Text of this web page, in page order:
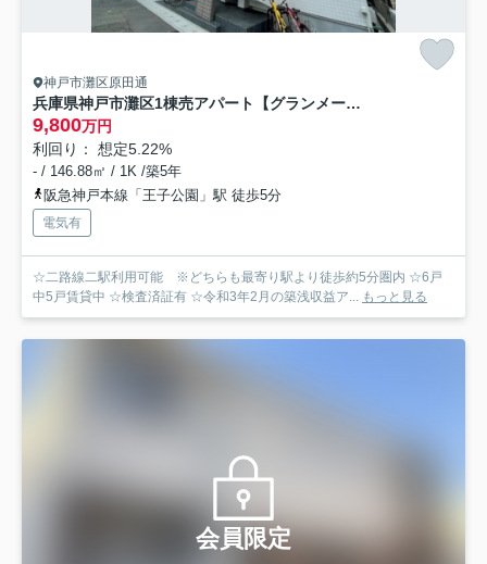
神戸市灘区原田通
兵庫県神戸市灘区1棟売アパート【グランメール原田通】「灘駅徒歩2分！」「令和3年築」
9,800万円
利回り： 想定5.22%
- / 146.88㎡ / 1K /築5年
阪急神戸本線「王子公園」駅 徒歩5分
電気有
☆二路線二駅利用可能 ※どちらも最寄り駅より徒歩約5分圏内 ☆6戸
中5戸賃貸中 ☆検査済証有 ☆令和3年2月の築浅収益ア... もっと見る
会員限定